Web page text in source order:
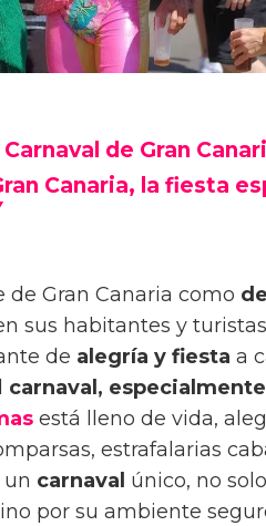
de Gran
Canaria, la fiesta
de Gran Canaria como
sus habitantes y
de alegría y fiesta a
carnaval,
está lleno de vida,
estrafalarias
un carnaval único, no solo
por su ambiente